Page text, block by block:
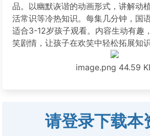
品。以幽默诙谐的动画形式，讲解动
活常识等冷热知识。每集几分钟，国
适合3-12岁孩子观看。内容生动有趣
笑剧情，让孩子在欢笑中轻松拓展知识
image.png 44.59
请登录下载本